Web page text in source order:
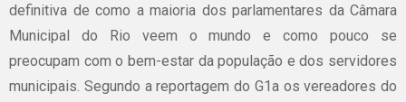
definitiva de como a maioria dos parlamentares da Câmara
Municipal do Rio veem o mundo e como pouco se
preocupam com o bem-estar da população e dos servidores
municipais. Segundo a reportagem do G1a os vereadores do